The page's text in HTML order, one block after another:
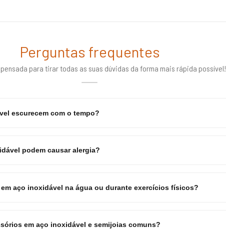
Perguntas frequentes
para tirar todas as suas dúvidas da forma mais rápida possível!
escurecem com o tempo?
podem causar alergia?
aço inoxidável na água ou durante exercícios físicos?
em aço inoxidável e semijoias comuns?